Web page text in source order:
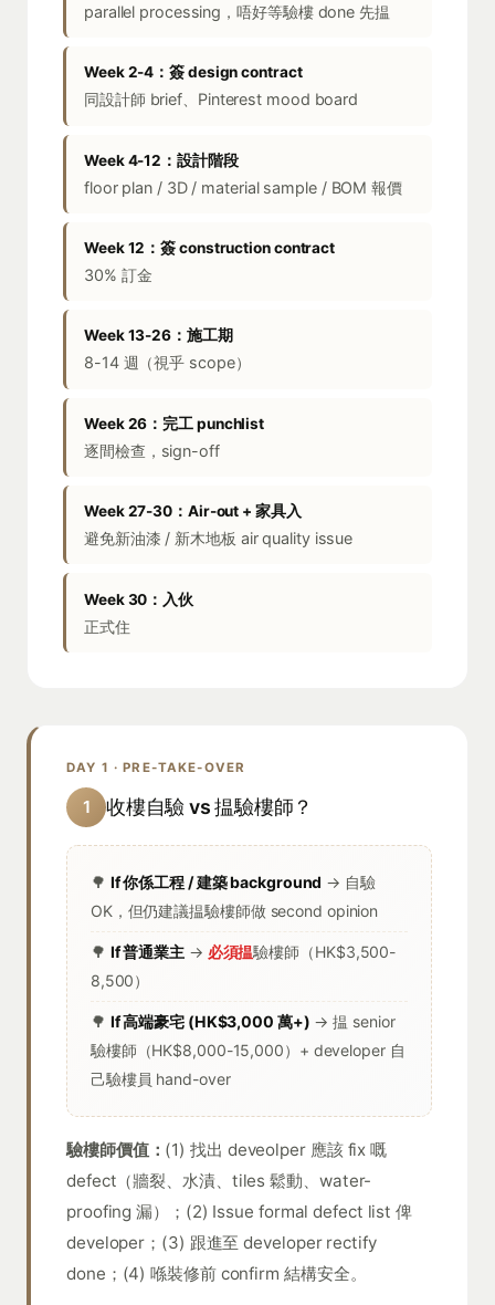
parallel processing，唔好等驗樓 done 先揾
Week 2-4：簽 design contract
同設計師 brief、Pinterest mood board
Week 4-12：設計階段
floor plan / 3D / material sample / BOM 報價
Week 12：簽 construction contract
30% 訂金
Week 13-26：施工期
8-14 週（視乎 scope）
Week 26：完工 punchlist
逐間檢查，sign-off
Week 27-30：Air-out + 家具入
避免新油漆 / 新木地板 air quality issue
Week 30：入伙
正式住
DAY 1 · PRE-TAKE-OVER
1 收樓自驗 vs 揾驗樓師？
🌳 If 你係工程 / 建築 background → 自驗
OK，但仍建議揾驗樓師做 second opinion
🌳 If 普通業主→ 必須揾驗樓師（HK$3,500-
8,500）
🌳 If 高端豪宅 (HK$3,000 萬+) → 揾 senior
驗樓師（HK$8,000-15,000）+ developer 自
己驗樓員 hand-over
驗樓師價值： (1) 找出 deveolper 應該 fix 嘅
defect（牆裂、水漬、tiles 鬆動、water-
proofing 漏）；(2) Issue formal defect list 俾
developer；(3) 跟進至 developer rectify
done；(4) 喺裝修前 confirm 結構安全。